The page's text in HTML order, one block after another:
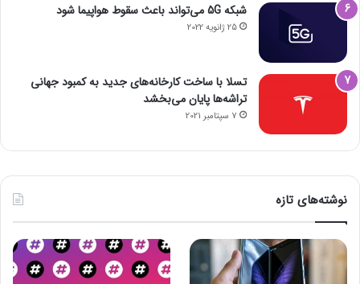
شبکه 5G می‌تواند باعث سقوط هواپیما شود
25 ژانویه 2022
تسلا با ساخت کارخانه‌های جدید به کمبود جهانی
تراشه‌ها پایان می‌بخشد
7 سپتامبر 2021
نوشته‌های تازه